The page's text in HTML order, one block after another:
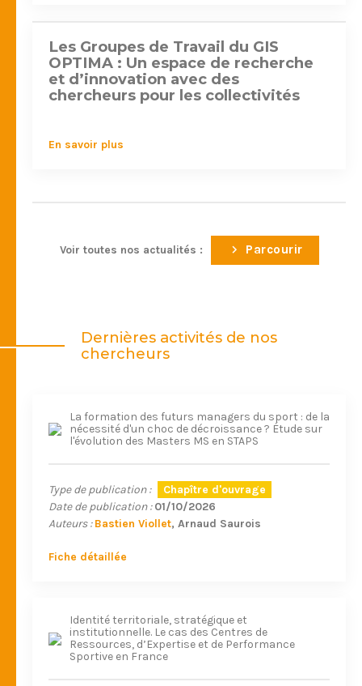
#recherche
Les Groupes de Travail du GIS
OPTIMA : Un espace de recherche
et d’innovation avec des
chercheurs pour les collectivités
En savoir plus
Voir toutes nos actualités : Parcourir
Dernières activités de nos
chercheurs
La formation des futurs managers du sport : de la
nécessité d'un choc de décroissance ? Étude sur
l'évolution des Masters MS en STAPS
Type de publication :
Chapître d'ouvrage
Date de publication : 01/10/2026
Auteurs : Bastien Viollet Arnaud Saurois
Fiche détaillée
Identité territoriale, stratégique et
institutionnelle. Le cas des Centres de
Ressources, d’Expertise et de Performance
Sportive en France